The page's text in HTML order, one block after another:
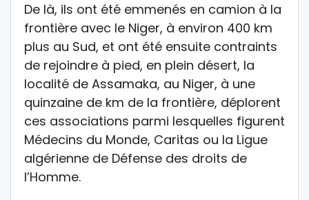
De là, ils ont été emmenés en camion à la
frontière avec le Niger, à environ 400 km
plus au Sud, et ont été ensuite contraints
de rejoindre à pied, en plein désert, la
localité de Assamaka, au Niger, à une
quinzaine de km de la frontière, déplorent
ces associations parmi lesquelles figurent
Médecins du Monde, Caritas ou la Ligue
algérienne de Défense des droits de
l’Homme.